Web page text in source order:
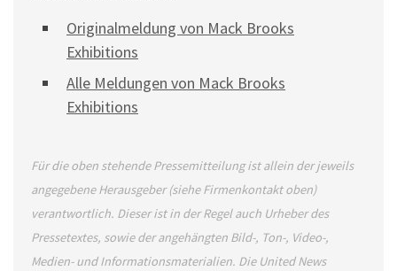
Originalmeldung von Mack Brooks
Exhibitions
Alle Meldungen von Mack Brooks
Exhibitions
Für die oben stehende Pressemitteilung ist allein der jeweils
angegebene Herausgeber (siehe Firmenkontakt oben)
verantwortlich. Dieser ist in der Regel auch Urheber des
Pressetextes, sowie der angehängten Bild-, Ton-, Video-,
Medien- und Informationsmaterialien. Die United News